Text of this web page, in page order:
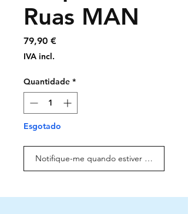
Ruas MAN
79,90 €Preço
IVA incl.
Quantidade *
Esgotado
Notifique-me quando estiver disponível